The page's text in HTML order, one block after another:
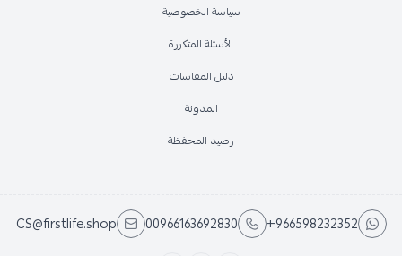
سياسة الخصوصية
الأسئلة المتكررة
دليل المقاسات
المدونة
رصيد المحفظة
+966598232352
00966163692830
CS@firstlife.shop